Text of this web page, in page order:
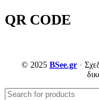
QR CODE
© 2025 BSee.gr ·